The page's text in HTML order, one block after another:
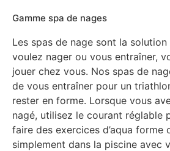
Gamme spa de nages
Les spas de nage sont la
voulez nager ou vous entraîner,
jouer chez vous. Nos spas de
de vous entraîner pour un
rester en forme. Lorsque vous
nagé, utilisez le courant réglable
faire des exercices d’aqua forme
simplement dans la piscine avec